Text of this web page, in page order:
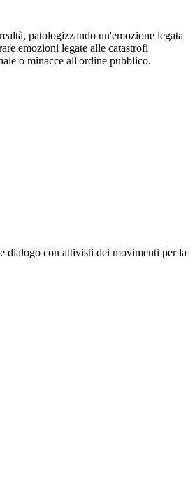
patologizzando un'emozione legata
emozioni legate alle catastrofi
o minacce all'ordine pubblico.
dialogo con attivisti dei movimenti per la